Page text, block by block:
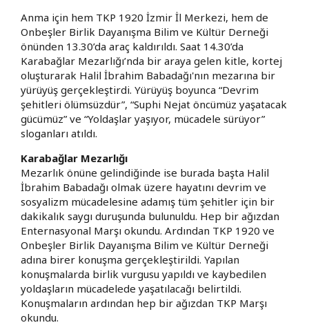
Anma için hem TKP 1920 İzmir İl Merkezi, hem de
Onbeşler Birlik Dayanışma Bilim ve Kültür Derneği
önünden 13.30’da araç kaldırıldı. Saat 14.30’da
Karabağlar Mezarlığı’nda bir araya gelen kitle, kortej
oluşturarak Halil İbrahim Babadağı'nın mezarına bir
yürüyüş gerçekleştirdi. Yürüyüş boyunca “Devrim
şehitleri ölümsüzdür”, “Suphi Nejat öncümüz yaşatacak
gücümüz” ve “Yoldaşlar yaşıyor, mücadele sürüyor”
sloganları atıldı.
Karabağlar Mezarlığı
Mezarlık önüne gelindiğinde ise burada başta Halil
İbrahim Babadağı olmak üzere hayatını devrim ve
sosyalizm mücadelesine adamış tüm şehitler için bir
dakikalık saygı duruşunda bulunuldu. Hep bir ağızdan
Enternasyonal Marşı okundu. Ardından TKP 1920 ve
Onbeşler Birlik Dayanışma Bilim ve Kültür Derneği
adına birer konuşma gerçekleştirildi. Yapılan
konuşmalarda birlik vurgusu yapıldı ve kaybedilen
yoldaşların mücadelede yaşatılacağı belirtildi.
Konuşmaların ardından hep bir ağızdan TKP Marşı
okundu.